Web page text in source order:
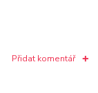
Přidat komentář